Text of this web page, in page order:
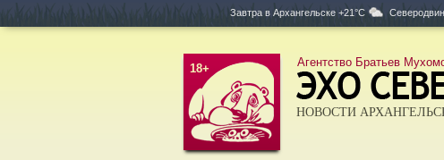
Завтра в Архангельске +21°C
18+ Агентство Братьев
НОВОСТИ